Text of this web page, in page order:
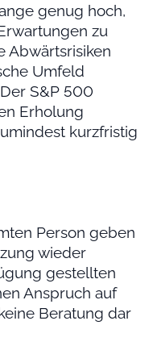
genug hoch,
zu
Abwärtsrisiken
Umfeld
S&P 500
Erholung
kurzfristig
Person geben
wieder
gestellten
Anspruch auf
Beratung dar